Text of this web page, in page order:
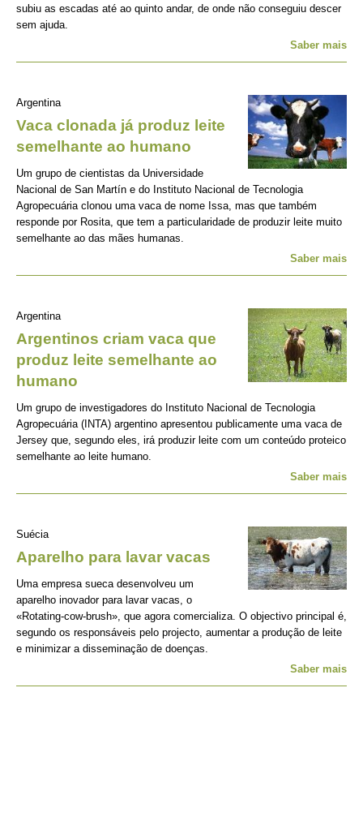
subiu as escadas até ao quinto andar, de onde não conseguiu descer
sem ajuda.
Saber mais
Argentina
Vaca clonada já produz leite
semelhante ao humano
Um grupo de cientistas da Universidade
Nacional de San Martín e do Instituto Nacional de Tecnologia
Agropecuária clonou uma vaca de nome Issa, mas que também
responde por Rosita, que tem a particularidade de produzir leite muito
semelhante ao das mães humanas.
Saber mais
Argentina
Argentinos criam vaca que
produz leite semelhante ao
humano
Um grupo de investigadores do Instituto Nacional de Tecnologia
Agropecuária (INTA) argentino apresentou publicamente uma vaca de
Jersey que, segundo eles, irá produzir leite com um conteúdo proteico
semelhante ao leite humano.
Saber mais
Suécia
Aparelho para lavar vacas
Uma empresa sueca desenvolveu um
aparelho inovador para lavar vacas, o
«Rotating-cow-brush», que agora comercializa. O objectivo principal é,
segundo os responsáveis pelo projecto, aumentar a produção de leite
e minimizar a disseminação de doenças.
Saber mais